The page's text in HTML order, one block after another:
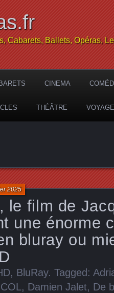
Cabarets, Ballets, Opéras,
CINEMA
THÉÂTRE
le film de
une énorme
bluray ou
2025
, BluRay. Tagged:
, Damien Jalet, De